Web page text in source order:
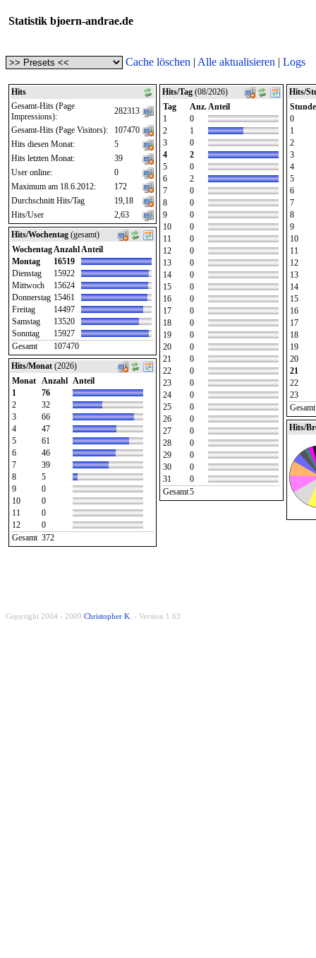
Statistik bjoern-andrae.de
Cache löschen | Alle aktualisieren | Logs
Hits
Gesamt-Hits (Page
Impressions):
282313
Gesamt-Hits (Page Visitors):
107470
Hits diesen Monat:
5
Hits letzten Monat:
39
User online:
0
Maximum am 18.6.2012:
172
Durchschnitt Hits/Tag
19,18
Hits/User
2,63
Hits/Wochentag (gesamt)
Wochentag Anzahl Anteil
Montag
16519
Dienstag
15922
Mittwoch
15624
Donnerstag 15461
Freitag
14497
Samstag
13520
Sonntag
15927
Gesamt
107470
Hits/Monat (2026)
Monat
Anzahl Anteil
1
76
2
32
3
66
4
47
5
61
6
46
7
39
8
5
9
0
10
0
11
0
12
0
Gesamt 372
Hits/Tag (08/2026)
Tag
Anz. Anteil
1
0
2
1
3
0
4
2
5
0
6
2
7
0
8
0
9
0
10
0
11
0
12
0
13
0
14
0
15
0
16
0
17
0
18
0
19
0
20
0
21
0
22
0
23
0
24
0
25
0
26
0
27
0
28
0
29
0
30
0
31
0
Gesamt5
Hits/
Stunde
0
1
2
3
4
5
6
7
8
9
10
11
12
13
14
15
16
17
18
19
20
21
22
23
Gesamt
Hits/
Copyright 2004 - 2009 Christopher K. - Version 1.63